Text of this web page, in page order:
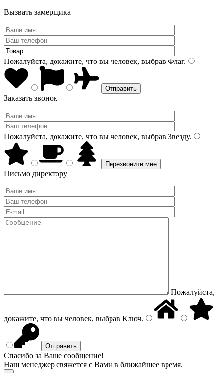
Вызвать замерщика
Пожалуйста, докажите, что вы человек, выбрав Флаг.
Заказать звонок
Пожалуйста, докажите, что вы человек, выбрав Звезду.
Письмо директору
Пожалуйста,
докажите, что вы человек, выбрав Ключ.
Спасибо за Ваше сообщение!
Наш менеджер свяжется с Вами в ближайшее время.